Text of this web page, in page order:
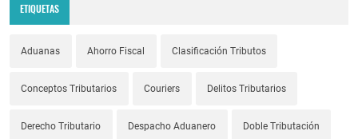
ETIQUETAS
Aduanas Ahorro Fiscal Clasificación Tributos
Conceptos Tributarios Couriers Delitos Tributarios
Derecho Tributario Despacho Aduanero Doble Tributación